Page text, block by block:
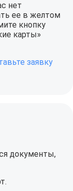
нет
ее в желтом
кнопку
карты»
заявку
документы,